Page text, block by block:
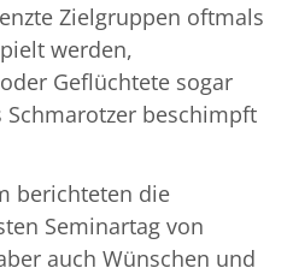
Zielgruppen oftmals
werden,
Geflüchtete sogar
beschimpft
berichteten die
Seminartag von
auch Wünschen und